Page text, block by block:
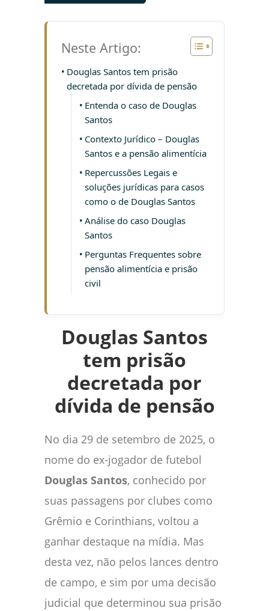
Neste Artigo:
Douglas Santos tem prisão
decretada por dívida de pensão
Entenda o caso de Douglas
Santos
Contexto Jurídico – Douglas
Santos e a pensão alimentícia
Repercussões Legais e
soluções jurídicas para casos
como o de Douglas Santos
Análise do caso Douglas
Santos
Perguntas Frequentes sobre
pensão alimentícia e prisão
civil
Douglas Santos
tem prisão
decretada por
dívida de pensão
No dia 29 de setembro de 2025, o
nome do ex-jogador de futebol
Douglas Santos, conhecido por
suas passagens por clubes como
Grêmio e Corinthians, voltou a
ganhar destaque na mídia. Mas
desta vez, não pelos lances dentro
de campo, e sim por uma decisão
judicial que determinou sua prisão